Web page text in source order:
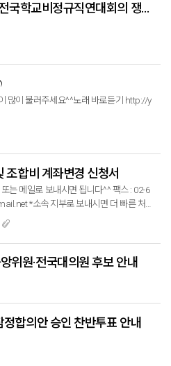
규직연대회의 쟁의행위 찬반투표 결과 공고
많이 불러주세요^^노래 바로듣기 http://y
조합비 계좌변경 신청서
일로 보내시면 됩니다^^ 팩스 : 02-6
위원·전국대의원 후보 안내
합의안 승인 찬반투표 안내